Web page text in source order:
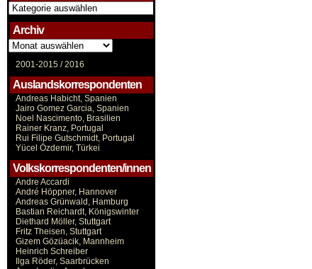
Autoren/-
innen
Archiv
Archiv
2001-2015 /2016
Auslandskorrespondenten
Andreas Habicht, Spanien
Jairo Gomez Garcia, Spanien
Noel Nascimento, Brasilien
Rainer Kranz, Portugal
Rui Filipe Gutschmidt, Portugal
Yücel Özdemir, Türkei
Volkskorrespondenten/innen
Andre Accardi
André Höppner, Hannover
Andreas Grünwald, Hamburg
Bastian Reichardt, Königswinter
Diethard Möller, Stuttgart
Fritz Theisen, Stuttgart
Gizem Gözüacik, Mannheim
Heinrich Schreiber
Ilga Röder, Saarbrücken